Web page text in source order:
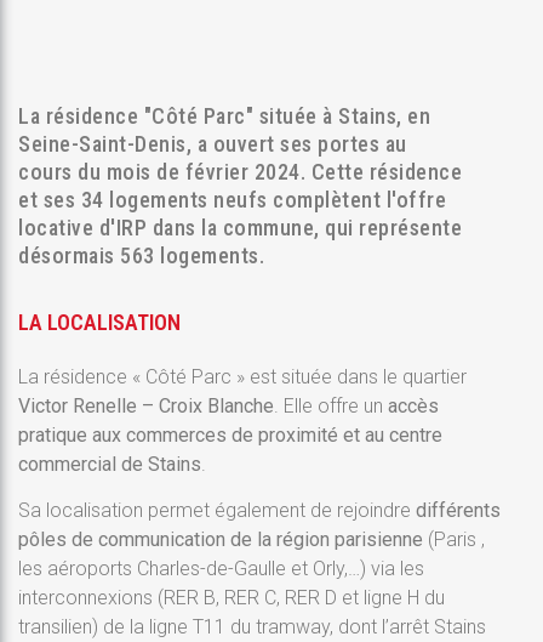
La résidence "Côté Parc" située à Stains, en
Seine-Saint-Denis, a ouvert ses portes au
cours du mois de février 2024. Cette résidence
et ses 34 logements neufs complètent l'offre
locative d'IRP dans la commune, qui représente
désormais 563 logements.
LA LOCALISATION
La résidence « Côté Parc » est située dans le quartier
Victor Renelle – Croix Blanche. Elle offre un accès
pratique aux commerces de proximité et au centre
commercial de Stains.
Sa localisation permet également de rejoindre différents
pôles de communication de la région parisienne (Paris ,
les aéroports Charles-de-Gaulle et Orly,…) via les
interconnexions (RER B, RER C, RER D et ligne H du
transilien) de la ligne T11 du tramway, dont l’arrêt Stains